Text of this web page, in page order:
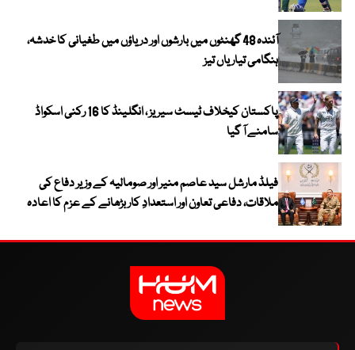
آئندہ 48 گھنٹوں میں بارشوں اور دریاؤں میں طغیانی کا خدشہ،
ہنگامی تیاریاں تیز
پاکستان کیخلاف ٹیسٹ سیریز ، انگلینڈ کا 16 رکنی اسکواڈ
سامنے آ گیا
فیلڈ مارشل سید عاصم منیر اور صومالیہ کے وزیر دفاع کی
ملاقات، دفاعی تعاون اور استعدادِ کار بڑھانے کے عزم کا اعادہ